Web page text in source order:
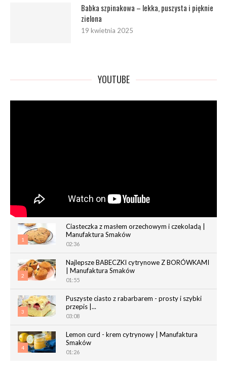
Babka szpinakowa – lekka, puszysta i pięknie
zielona
19 kwietnia 2025
YOUTUBE
1
Ciasteczka z masłem orzechowym i czekoladą |
Manufaktura Smaków
02:36
2
Najlepsze BABECZKI cytrynowe Z BORÓWKAMI
| Manufaktura Smaków
01:55
3
Puszyste ciasto z rabarbarem - prosty i szybki
przepis |...
03:08
4
Lemon curd - krem cytrynowy | Manufaktura
Smaków
01:26